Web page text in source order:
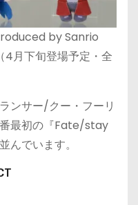
by Sanrio
4月下旬登場予定・全
ンサー/クー・フーリ
最初の『Fate/stay
んでいます。